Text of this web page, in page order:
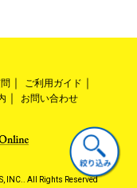
ご利用ガイド
お問い合わせ
INC.. All Rights Reserved